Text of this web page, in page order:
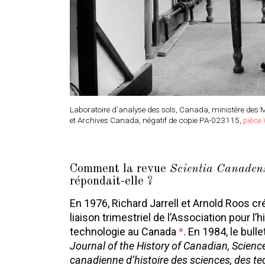
Laboratoire d’analyse des sols, Canada, ministère des
et Archives Canada, négatif de copie PA-023115, pièce
Comment la revue Scientia
répondait-elle ?
En 1976, Richard Jarrell et Arnold Roos
liaison trimestriel de l’Association pour
technologie au Canada *. En 1984, le
Journal of the History of Canadian,
canadienne d’histoire des sciences, des